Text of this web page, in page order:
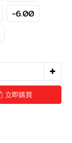
-6.00
立即購買